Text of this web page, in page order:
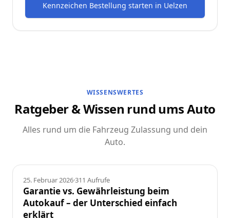
Kennzeichen Bestellung starten in Uelzen
WISSENSWERTES
Ratgeber & Wissen rund ums Auto
Alles rund um die Fahrzeug Zulassung und dein
Auto.
Ratgeber
25. Februar 2026·311 Aufrufe
Garantie vs. Gewährleistung beim
Autokauf – der Unterschied einfach
erklärt